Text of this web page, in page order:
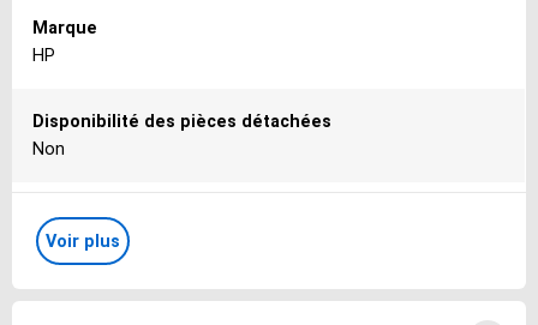
Marque
HP
Disponibilité des pièces détachées
Non
Poids du produit
2700 g
Voir plus